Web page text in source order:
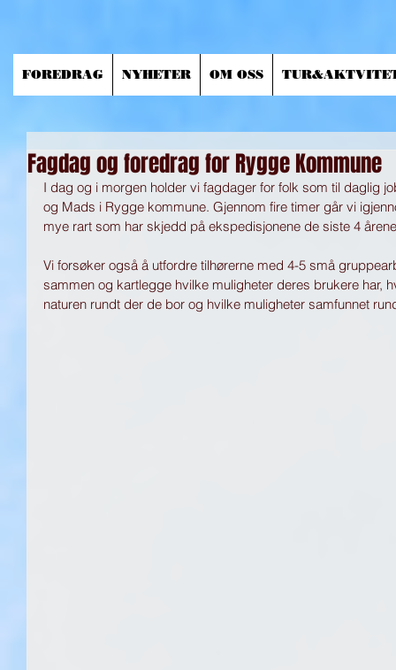
FOREDRAG NYHETER OM OSS
Fagdag og foredrag for Rygge Kommune
I dag og i morgen holder vi fagdager for folk som til daglig
og Mads i Rygge kommune. Gjennom fire timer går vi
mye rart som har skjedd på ekspedisjonene de siste 4
Vi forsøker også å utfordre tilhørerne med 4-5 små
sammen og kartlegge hvilke muligheter deres brukere har,
naturen rundt der de bor og hvilke muligheter samfunnet